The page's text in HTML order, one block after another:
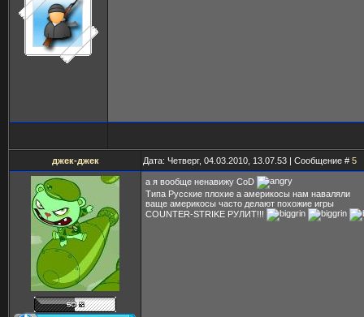
джек-джек Дата: Четверг, 04.03.2010, 13.07.53 | Сообщение # 5
а я вообще ненавижу CoD
Типа Русские плохие а америкосы нам наваляли
ваще америкосы часто делают похожие игры
COUNTER-STRIKE РУЛИТ!!!